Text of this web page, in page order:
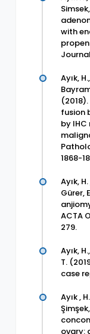
with
Ayık,
fusion
by
1868-
Ayık,
Gürer,
ACTA
279.
Ayık,
T.
case
Ayık ,
ovary: